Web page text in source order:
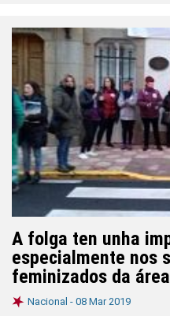
A folga ten unha
especialmente nos
feminizados da
Nacional - 08 Mar 2019